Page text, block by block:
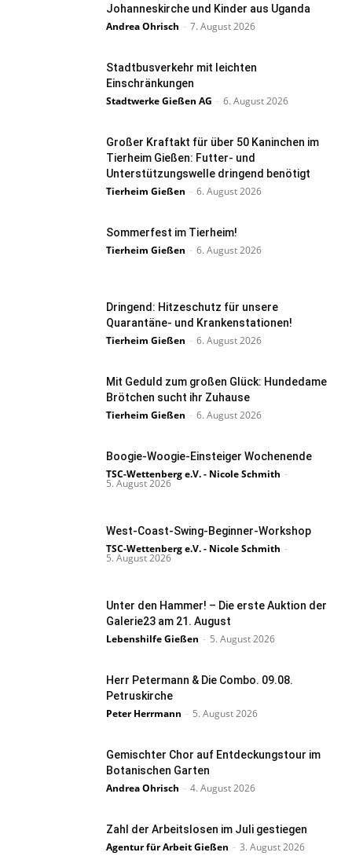
Johanneskirche und Kinder aus Uganda
Andrea Ohrisch - 7. August 2026
Stadtbusverkehr mit leichten
Einschränkungen
Stadtwerke Gießen AG - 6. August 2026
Großer Kraftakt für über 50 Kaninchen im
Tierheim Gießen: Futter- und
Unterstützungswelle dringend benötigt
Tierheim Gießen - 6. August 2026
Sommerfest im Tierheim!
Tierheim Gießen - 6. August 2026
Dringend: Hitzeschutz für unsere
Quarantäne- und Krankenstationen!
Tierheim Gießen - 6. August 2026
Mit Geduld zum großen Glück: Hundedame
Brötchen sucht ihr Zuhause
Tierheim Gießen - 6. August 2026
Boogie-Woogie-Einsteiger Wochenende
TSC-Wettenberg e.V. - Nicole Schmith -
5. August 2026
West-Coast-Swing-Beginner-Workshop
TSC-Wettenberg e.V. - Nicole Schmith -
5. August 2026
Unter den Hammer! – Die erste Auktion der
Galerie23 am 21. August
Lebenshilfe Gießen - 5. August 2026
Herr Petermann & Die Combo. 09.08.
Petruskirche
Peter Herrmann - 5. August 2026
Gemischter Chor auf Entdeckungstour im
Botanischen Garten
Andrea Ohrisch - 4. August 2026
Zahl der Arbeitslosen im Juli gestiegen
Agentur für Arbeit Gießen - 3. August 2026